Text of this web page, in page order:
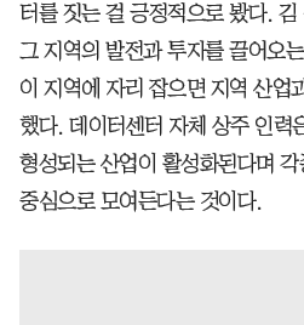
터를 짓는 걸 긍정적으로 봤다.
그 지역의 발전과 투자를 끌어오
이 지역에 자리 잡으면 지역 산업
했다. 데이터센터 자체 상주 인력
형성되는 산업이 활성화된다며
중심으로 모여든다는 것이다.